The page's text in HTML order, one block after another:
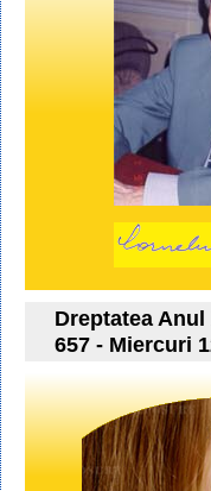
Dreptatea Anul
657 - Miercuri